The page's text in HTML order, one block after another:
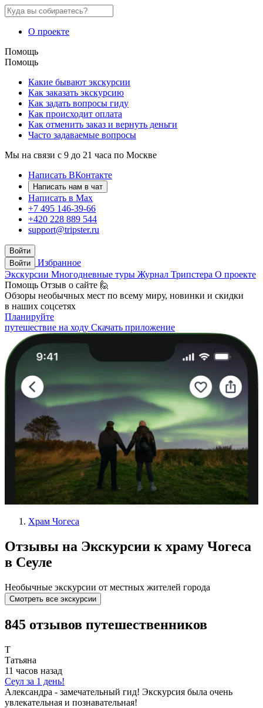
О проекте
Помощь
Помощь
Какие бывают экскурсии
Как заказать экскурсию
Как задать вопросы гиду
Как происходит оплата
Как отменить заказ и вернуть деньги
Часто задаваемые вопросы
Мы на связи с 9 до 21 часа по Москве
Написать ВКонтакте
Написать нам в чат
Написать в Max
+7 495 146-39-66
+420 228 889 544
support@tripster.ru
Войти
Войти
Избранное
Экскурсии Многодневные туры Журнал Трипстера О проекте
Помощь Отзыв о сайте 🙋
Обзоры необычных мест по всему миру, новинки и скидки
в наших соцсетях
Планируйте
путешествие на ходу Скачать приложение
Храм Чогеса
Отзывы на Экскурсии к храму Чогеса
в Сеуле
Необычные экскурсии от местных жителей города
Смотреть все экскурсии
845 отзывов путешественников
Т
Татьяна
11 часов назад
Сеул за 1 день!
Александра - замечательный гид! Экскурсия была очень
увлекательная и познавательная!